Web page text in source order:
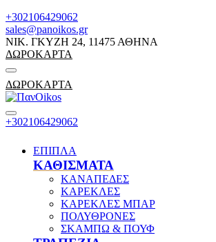
+302106429062
sales@panoikos.gr
ΝΙΚ. ΓΚΥΖΗ 24, 11475 ΑΘΗΝΑ
ΔΩΡΟΚΑΡΤΑ
ΔΩΡΟΚΑΡΤΑ
+302106429062
ΕΠΙΠΛΑ
ΚΑΘΙΣΜΑΤΑ
ΚΑΝΑΠΕΔΕΣ
ΚΑΡΕΚΛΕΣ
ΚΑΡΕΚΛΕΣ ΜΠΑΡ
ΠΟΛΥΘΡΟΝΕΣ
ΣΚΑΜΠΩ & ΠΟΥΦ